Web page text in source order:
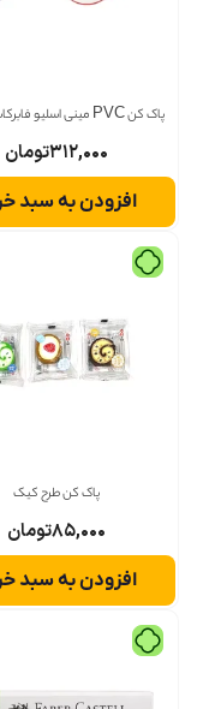
پاک کن PVC مینی اسلیو فابرکاستل 182411
۳۱۲,۰۰۰تومان
افزودن به سبد خرید
پاک کن طرح کیک
۸۵,۰۰۰تومان
افزودن به سبد خرید